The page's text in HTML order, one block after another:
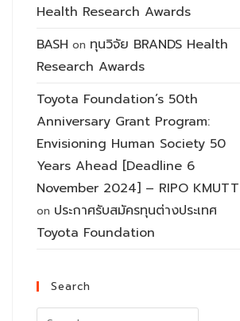
Health Research Awards
BASH on ทุนวิจัย BRANDS Health
Research Awards
Toyota Foundation’s 50th
Anniversary Grant Program:
Envisioning Human Society 50
Years Ahead [Deadline 6
November 2024] – RIPO KMUTT
on ประกาศรับสมัครทุนต่างประเทศ
Toyota Foundation
Search
Search